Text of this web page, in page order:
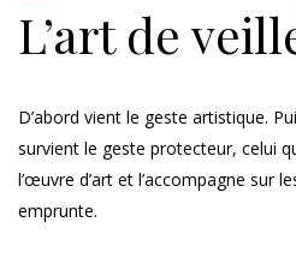
L’art de
D’abord vient le geste artistique.
survient le geste protecteur, celui
l’œuvre d’art et l’accompagne sur
emprunte.